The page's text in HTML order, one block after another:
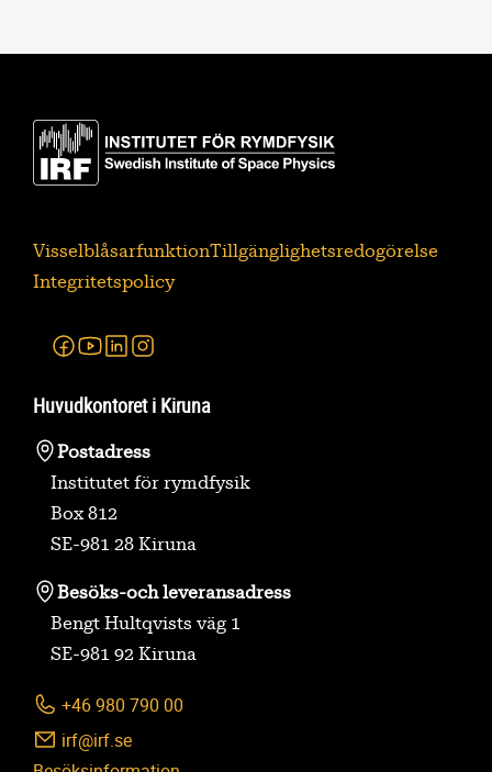
VisselblåsarfunktionTillgänglighetsredogörelse
Integritetspolicy
Facebook
YoutubeLinkedin
Huvudkontoret i Kiruna
Postadress
Institutet för rymdfysik
Box 812
SE-981 28 Kiruna
Besöks-och leveransadress
Bengt Hultqvists väg 1
SE-981 92 Kiruna
+46 980 790 00
irf@irf.se